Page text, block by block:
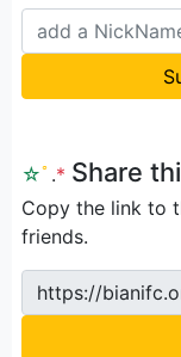
☆ﾟ .* Share
Copy the link to
friends.
https://